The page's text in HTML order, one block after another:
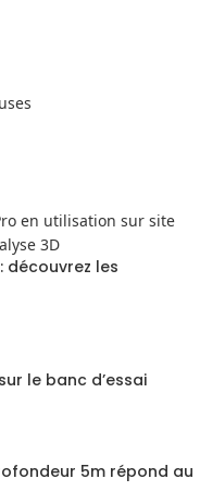
découvrez les
le banc d’essai
5m répond au